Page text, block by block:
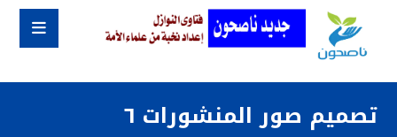
تصميم صور المنشورات ٦